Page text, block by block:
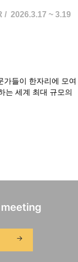
/ 2026.3.17 ~ 3.19
가들이 한자리에 모여
는 세계 최대 규모의